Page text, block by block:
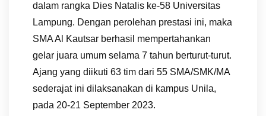
dalam rangka Dies Natalis ke-58 Universitas
Lampung. Dengan perolehan prestasi ini, maka
SMA Al Kautsar berhasil mempertahankan
gelar juara umum selama 7 tahun berturut-turut.
Ajang yang diikuti 63 tim dari 55 SMA/SMK/MA
sederajat ini dilaksanakan di kampus Unila,
pada 20-21 September 2023.